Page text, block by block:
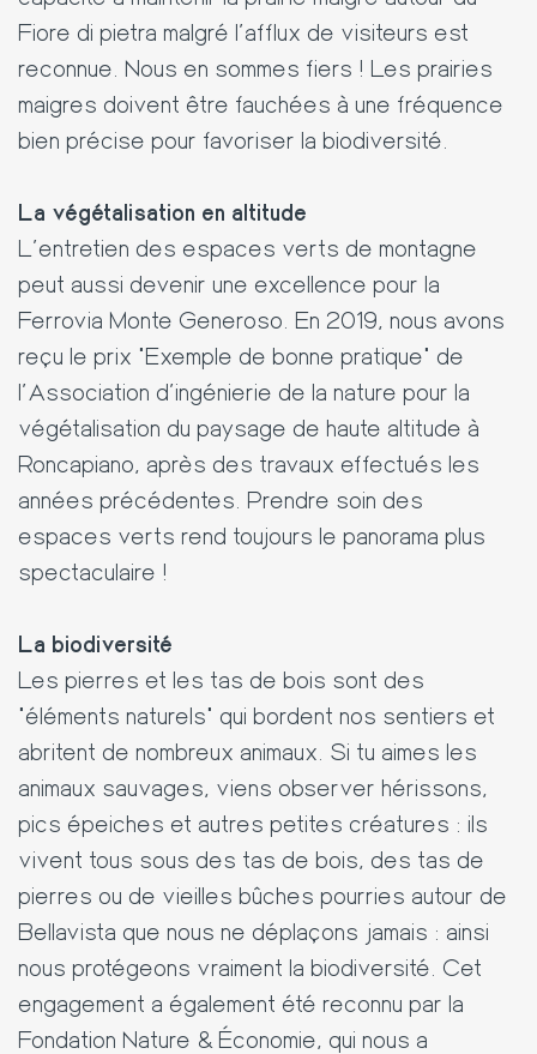
Fiore di pietra malgré l'afflux de visiteurs est
reconnue. Nous en sommes fiers ! Les prairies
maigres doivent être fauchées à une fréquence
bien précise pour favoriser la biodiversité.
La végétalisation en altitude
L'entretien des espaces verts de montagne
peut aussi devenir une excellence pour la
Ferrovia Monte Generoso. En 2019, nous avons
reçu le prix "Exemple de bonne pratique" de
l'Association d'ingénierie de la nature pour la
végétalisation du paysage de haute altitude à
Roncapiano, après des travaux effectués les
années précédentes. Prendre soin des
espaces verts rend toujours le panorama plus
spectaculaire !
La biodiversité
Les pierres et les tas de bois sont des
"éléments naturels" qui bordent nos sentiers et
abritent de nombreux animaux. Si tu aimes les
animaux sauvages, viens observer hérissons,
pics épeiches et autres petites créatures : ils
vivent tous sous des tas de bois, des tas de
pierres ou de vieilles bûches pourries autour de
Bellavista que nous ne déplaçons jamais : ainsi
nous protégeons vraiment la biodiversité. Cet
engagement a également été reconnu par la
Fondation Nature & Économie, qui nous a